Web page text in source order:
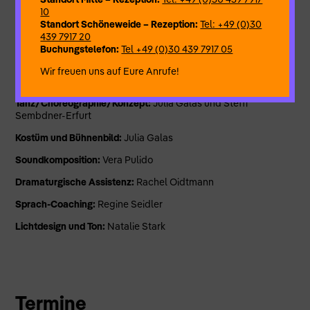
Gewebsschichten unseres Körpers? J.U.S.T. entwickeln körper-
sprachliche Bilder und erzählen Geschichten über die
Anstrengung des Tragens zwischen Sprachlosigkeit und einem
vieldeutigen „sprechenden“ Körper.
Tanz/Choreographie/Konzept:Julia Galas und Steffi
Sembdner-Erfurt
Kostüm und Bühnenbild: Julia Galas
Soundkomposition:Vera Pulido
Dramaturgische Assistenz: Rachel Oidtmann
Sprach-Coaching: Regine Seidler
Lichtdesign und Ton: Natalie Stark
Termine
10
Standort Schöneweide – Rezeption:Tel: +49 (0)30
439 7917 20
Buchungstelefon:Tel +49 (0)30 439 7917 05
Wir freuen uns auf Eure Anrufe!